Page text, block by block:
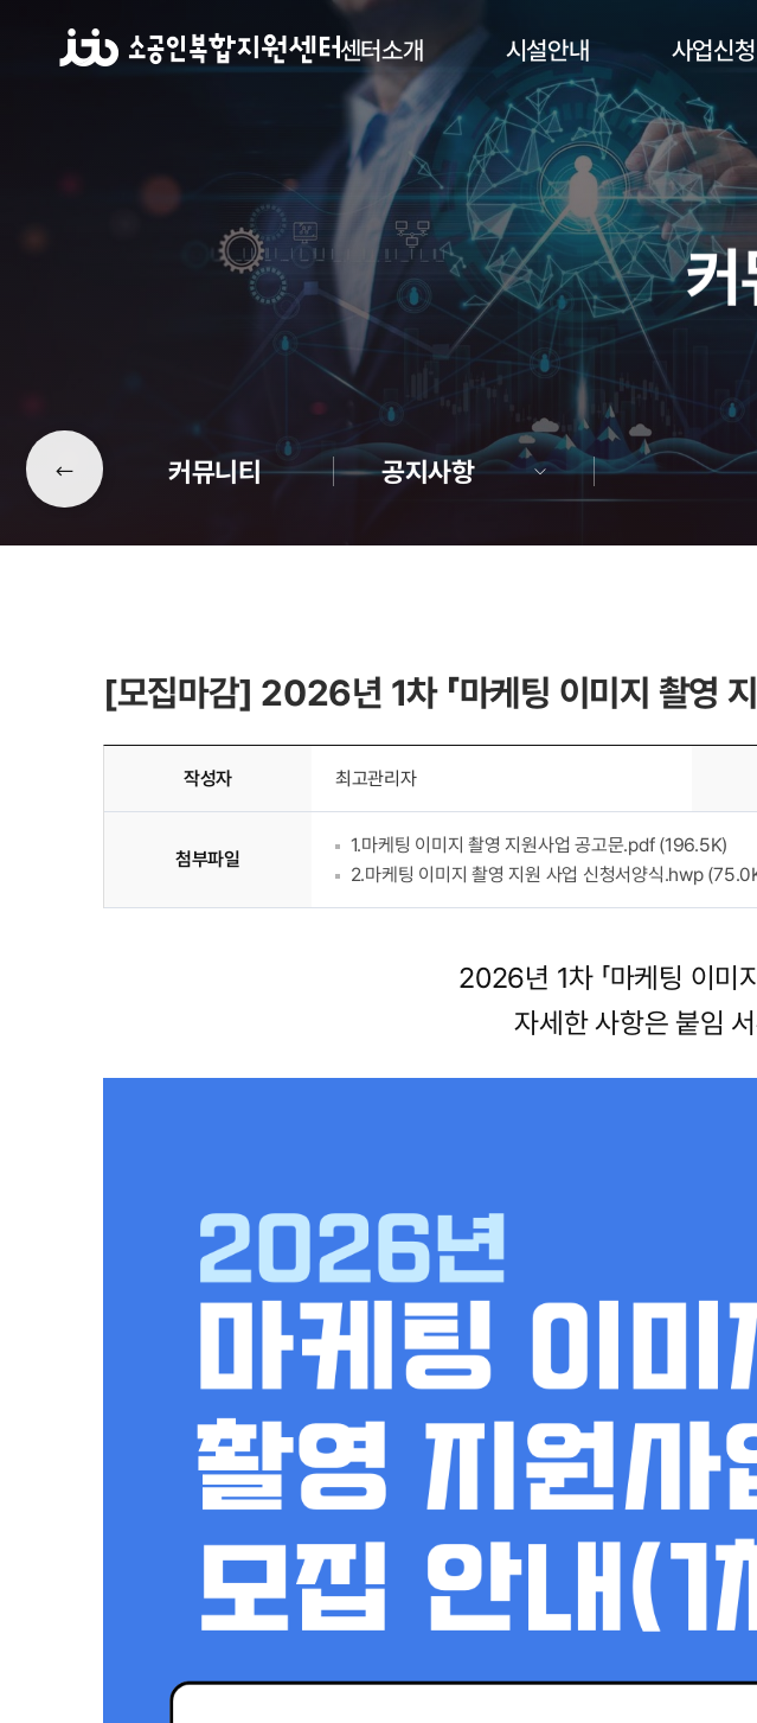
센터소개 시설안내 사업신청
커
커뮤니티 공지사항
공지사항
센터소식
이달의 소공인
[모집마감] 2026년 1차 「마케팅 이미지 촬영 지
작성자 최고관리자
첨부파일
1.마케팅 이미지 촬영 지원사업 공고문.pdf (196.5K)
2.마케팅 이미지 촬영 지원 사업 신청서양식.hwp
2026년 1차 「마케팅 이미
자세한 사항은 붙임